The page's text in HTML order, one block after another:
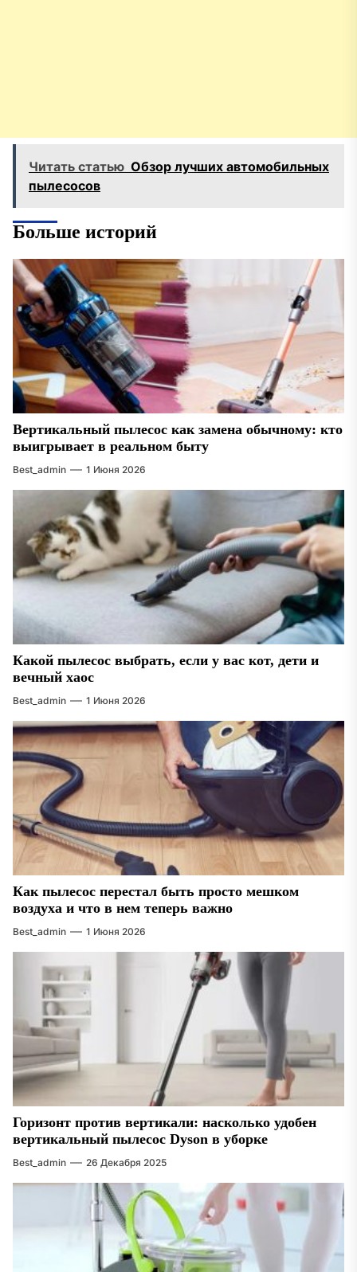
Читать статью Обзор лучших автомобильных
пылесосов
Больше историй
Вертикальный пылесос как замена обычному: кто
выигрывает в реальном быту
Best_admin 1 Июня 2026
Какой пылесос выбрать, если у вас кот, дети и
вечный хаос
Best_admin 1 Июня 2026
Как пылесос перестал быть просто мешком
воздуха и что в нем теперь важно
Best_admin 1 Июня 2026
Горизонт против вертикали: насколько удобен
вертикальный пылесос Dyson в уборке
Best_admin 26 Декабря 2025